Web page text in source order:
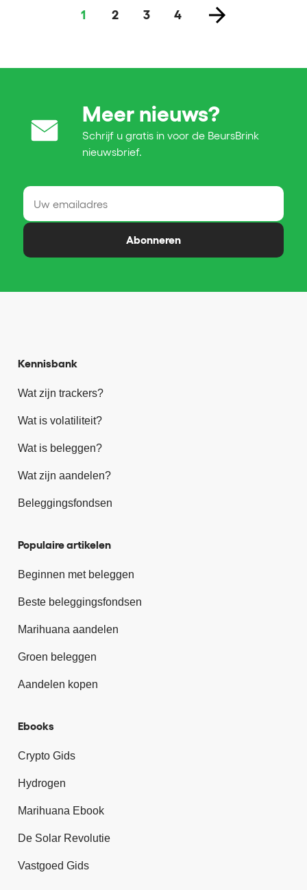
1 2 3 4
Meer nieuws?
Schrijf u gratis in voor de BeursBrink
nieuwsbrief.
Abonneren
Kennisbank
Wat zijn trackers?
Wat is volatiliteit?
Wat is beleggen?
Wat zijn aandelen?
Beleggingsfondsen
Populaire artikelen
Beginnen met beleggen
Beste beleggingsfondsen
Marihuana aandelen
Groen beleggen
Aandelen kopen
Ebooks
Crypto Gids
Hydrogen
Marihuana Ebook
De Solar Revolutie
Vastgoed Gids